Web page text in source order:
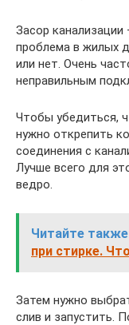
Засор
проблема в жилых
или нет. Очень
неправильным
Чтобы убедиться,
нужно открепить
соединения с
Лучше всего для
ведро.
Читайте
при стирке.
Затем нужно
слив и запустить.